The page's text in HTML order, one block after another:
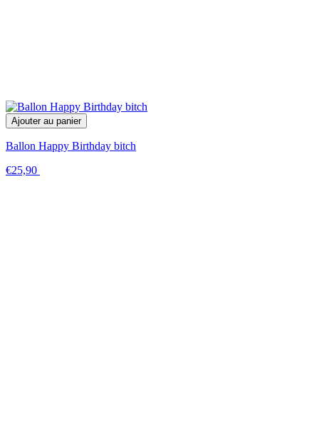
Ajouter au panier
Ballon Happy Birthday bitch
€25,90